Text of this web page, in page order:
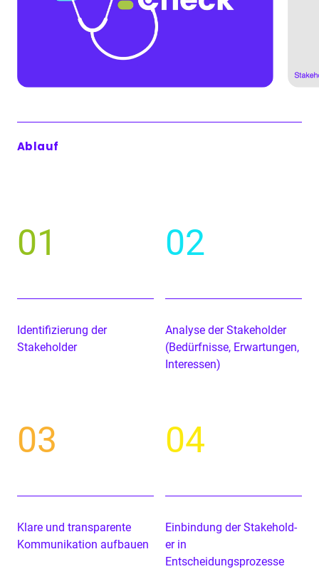
Ablauf
01
Iden­ti­fizierung der
Stakeholder
02
Analyse der Stake­hold­er
(Bedürfnisse, Erwartun­gen,
Interessen)
03
Klare und trans­par­ente
Kom­mu­nika­tion aufbauen
04
Ein­bindung der Stake­hold­
er in
Entscheidungsprozesse